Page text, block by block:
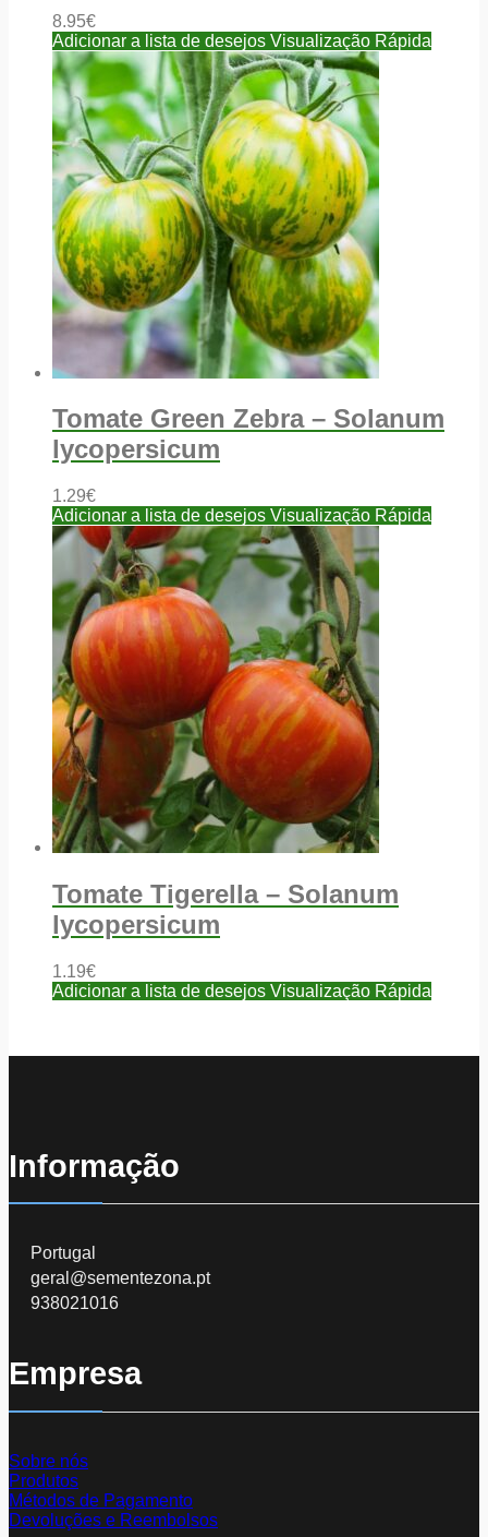
8.95€
Adicionar a lista de desejos Visualização Rápida
Tomate Green Zebra – Solanum
lycopersicum
1.29€
Adicionar a lista de desejos Visualização Rápida
Tomate Tigerella – Solanum
lycopersicum
1.19€
Adicionar a lista de desejos Visualização Rápida
Informação
Portugal
geral@sementezona.pt
938021016
Empresa
Sobre nós
Produtos
Métodos de Pagamento
Devoluções e Reembolsos